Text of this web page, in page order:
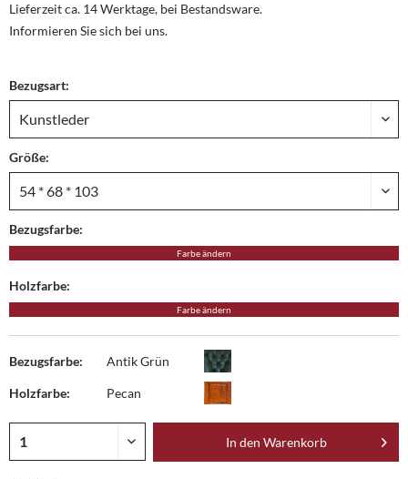
Lieferzeit ca. 14 Werktage, bei Bestandsware.
Informieren Sie sich bei uns.
Bezugsart:
Größe:
Bezugsfarbe:
Farbe ändern
Holzfarbe:
Farbe ändern
Bezugsfarbe: Antik Grün
Holzfarbe: Pecan
In den Warenkorb